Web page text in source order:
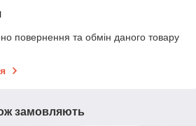
повернення та обмін даного товару
замовляють